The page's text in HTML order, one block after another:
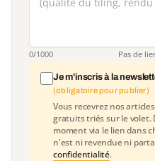
0/1000 Pas de
Je m'inscris à la
(obligatoire pour publier)
Vous recevrez nos
gratuits triés sur le volet.
moment via le lien dans
n'est ni revendue ni
confidentialité.